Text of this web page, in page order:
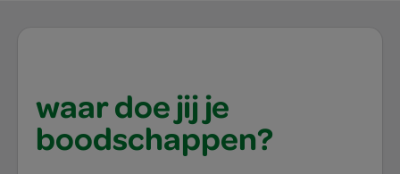
waar doe jij je
boodschappen?